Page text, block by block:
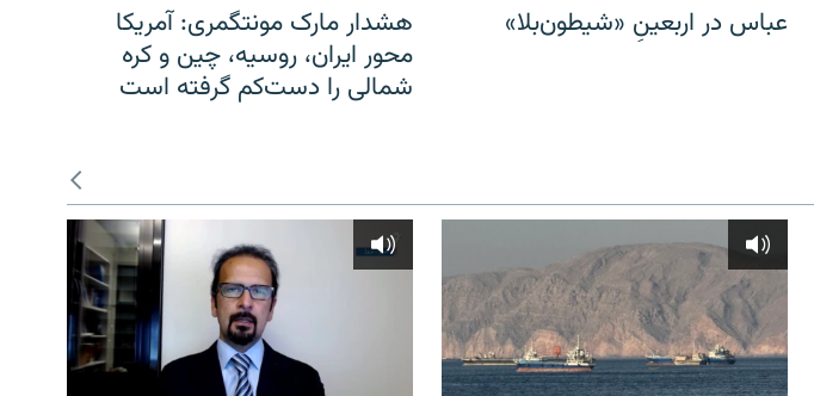
عباس در اربعینِ «شیطون‌بلا»
هشدار مارک مونتگمری: آمریکا
محور ایران، روسیه، چین و کره
شمالی را دست‌کم گرفته است